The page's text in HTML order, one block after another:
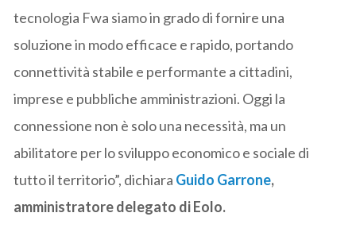
tecnologia Fwa siamo in grado di fornire una
soluzione in modo efficace e rapido, portando
connettività stabile e performante a cittadini,
imprese e pubbliche amministrazioni. Oggi la
connessione non è solo una necessità, ma un
abilitatore per lo sviluppo economico e sociale di
tutto il territorio”, dichiara Guido Garrone,
amministratore delegato di Eolo.